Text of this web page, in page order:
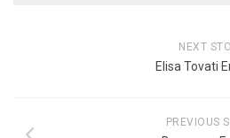
NEXT
Elisa Tovati
PREVIOUS